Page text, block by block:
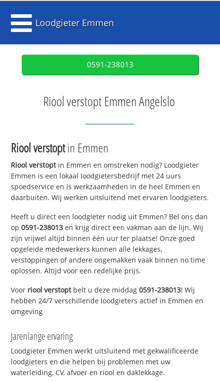
Loodgieter Emmen
0591-238013
Riool verstopt Emmen Angelslo
Riool verstoptin Emmen
Riool verstoptin Emmen en omstreken nodig? Loodgieter
Emmen is een lokaal loodgietersbedrijf met 24 uurs
spoedservice en is werkzaamheden in de heel Emmen en
daarbuiten. Wij werken uitsluitend met ervaren loodgieters.
Heeft u direct een loodgieter nodig uit Emmen? Bel ons dan
op0591-238013 en krijg direct een vakman aan de lijn. Wij
zijn vrijwel altijd binnen één uur ter plaatse! Onze goed
opgeleide medewerkers kunnen alle lekkages,
verstoppingen of andere ongemakken vaak binnen no time
oplossen. Altijd voor een redelijke prijs.
Voor riool verstoptbelt u deze middag0591-238013! Wij
hebben 24/7 verschillende loodgieters actief in Emmen en
omgeving
Jarenlange ervaring
Loodgieter Emmen werkt uitsluitend met gekwalificeerde
loodgieters en die helpen bij problemen met uw
waterleiding, CV, afvoer en riool en daklekkage.